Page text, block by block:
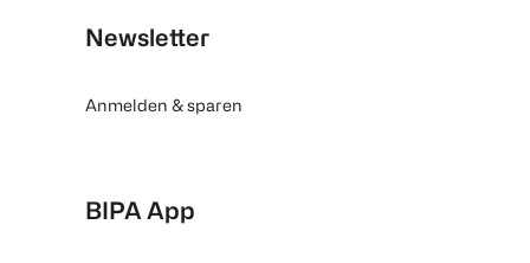
Newsletter
Anmelden & sparen
BIPA App